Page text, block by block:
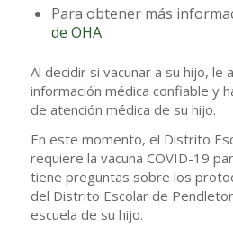
Para obtener más
de OHA
Al decidir si vacunar a su hijo, le
información médica confiable y
de atención médica de su hijo.
En este momento, el Distrito
requiere la vacuna COVID-19
tiene preguntas sobre los
del Distrito Escolar de
escuela de su hijo.